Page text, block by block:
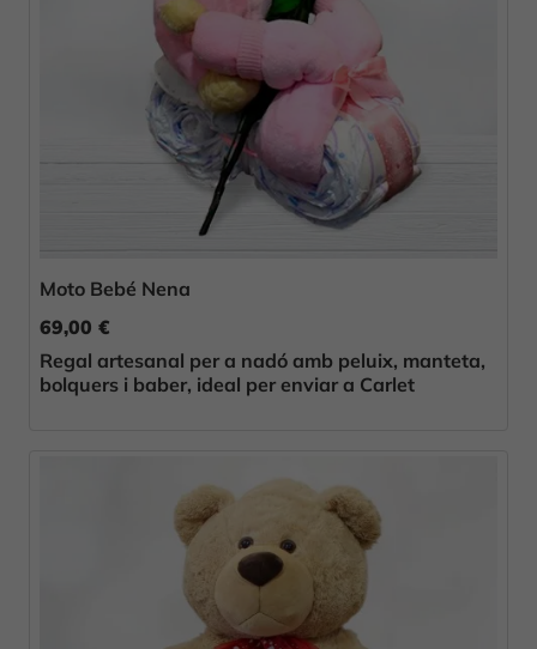
Moto Bebé Nena
69,00 €
Regal artesanal per a nadó amb peluix, manteta,
bolquers i baber, ideal per enviar a Carlet